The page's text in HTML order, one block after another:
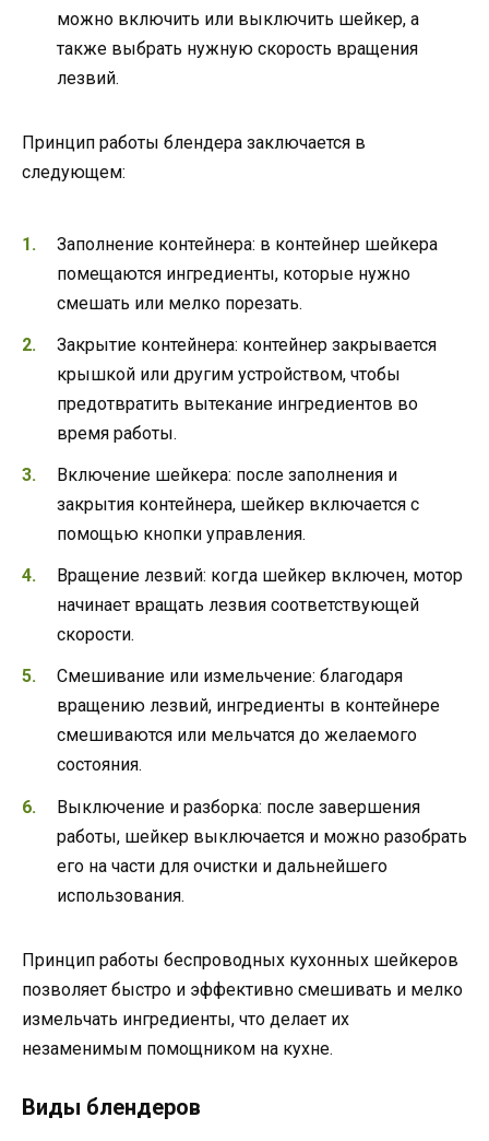
можно включить или выключить шейкер, а
также выбрать нужную скорость вращения
лезвий.
Принцип работы блендера заключается в
следующем:
Заполнение контейнера: в контейнер шейкера
помещаются ингредиенты, которые нужно
смешать или мелко порезать.
Закрытие контейнера: контейнер закрывается
крышкой или другим устройством, чтобы
предотвратить вытекание ингредиентов во
время работы.
Включение шейкера: после заполнения и
закрытия контейнера, шейкер включается с
помощью кнопки управления.
Вращение лезвий: когда шейкер включен, мотор
начинает вращать лезвия соответствующей
скорости.
Смешивание или измельчение: благодаря
вращению лезвий, ингредиенты в контейнере
смешиваются или мельчатся до желаемого
состояния.
Выключение и разборка: после завершения
работы, шейкер выключается и можно разобрать
его на части для очистки и дальнейшего
использования.
Принцип работы беспроводных кухонных шейкеров
позволяет быстро и эффективно смешивать и мелко
измельчать ингредиенты, что делает их
незаменимым помощником на кухне.
Виды блендеров